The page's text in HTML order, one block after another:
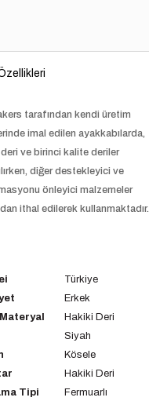
tarafından kendi üretim
imal edilen ayakkabılarda,
ve birinci kalite deriler
diğer destekleyici ve
önleyici malzemeler
ithal edilerek kullanmaktadır.
Türkiye
Erkek
Hakiki Deri
Siyah
Kösele
Hakiki Deri
Tipi
Fermuarlı